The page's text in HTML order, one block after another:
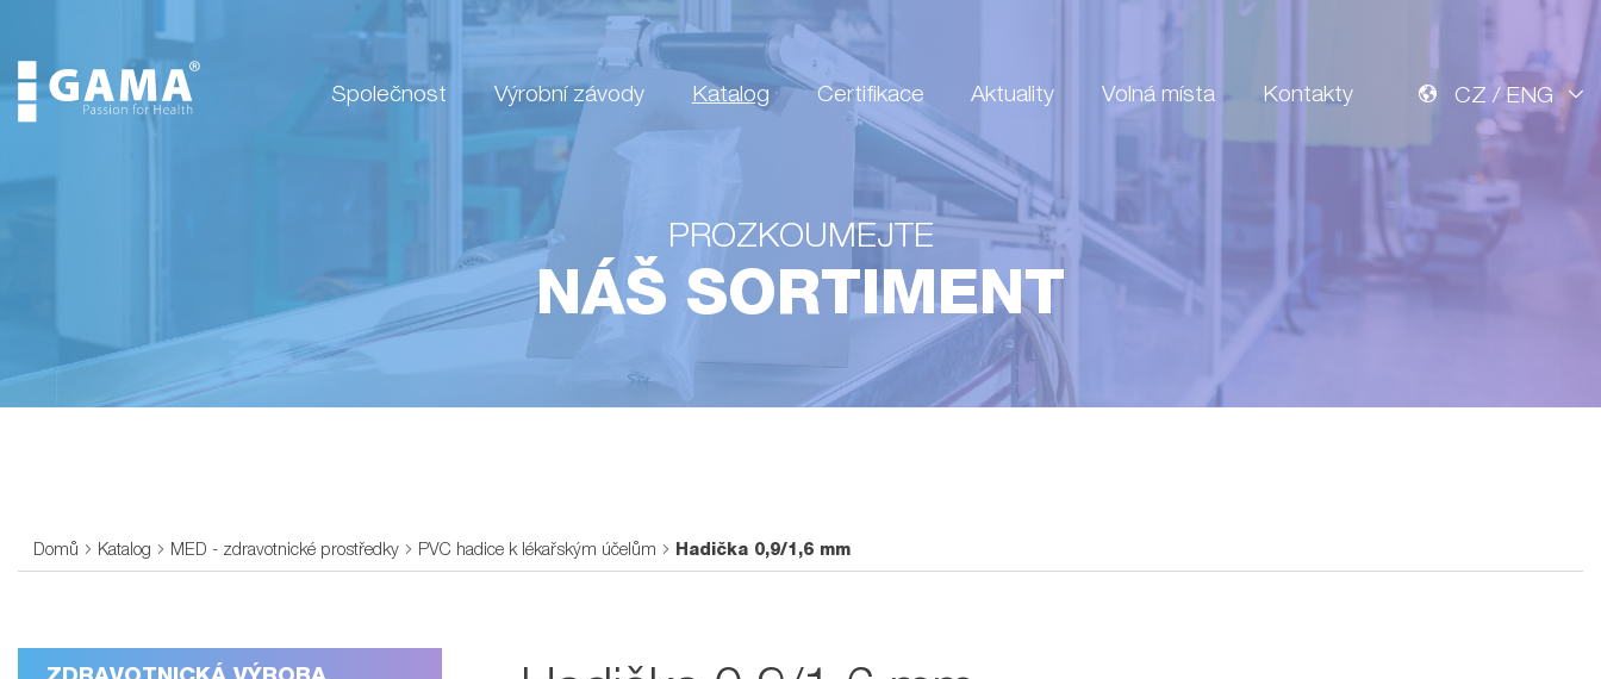
Společnost Výrobní závody Katalog Certifikace Aktuality Volná místa Kontakty CZ / ENG
PROZKOUMEJTE
NÁŠ SORTIMENT
Domů Katalog MED - zdravotnické prostředky PVC hadice k lékařským účelům Hadička 0,9/1,6 mm